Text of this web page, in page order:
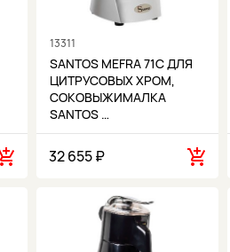
13311
SANTOS MEFRA 71C ДЛЯ
ЦИТРУСОВЫХ ХРОМ,
СОКОВЫЖИМАЛКА
SANTOS …
32 655 ₽